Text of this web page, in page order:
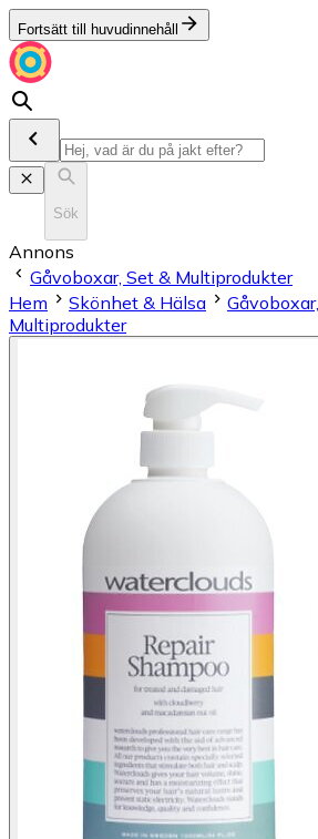
Fortsätt till huvudinnehåll
Sök
Annons
Gåvoboxar, Set & Multiprodukter
Hem
Skönhet & Hälsa
Multiprodukter